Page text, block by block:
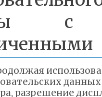
разрешение